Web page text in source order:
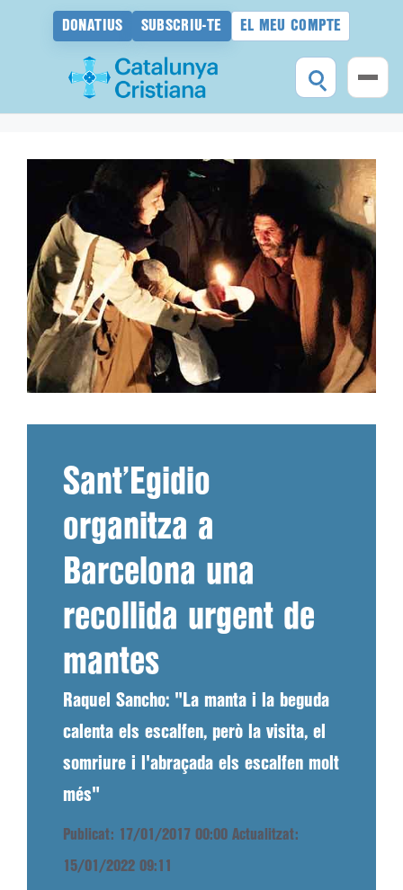
DONATIUS SUBSCRIU-TE EL MEU COMPTE
Sant’Egidio
organitza a
Barcelona una
recollida urgent de
mantes
Raquel Sancho: "La manta i la beguda
calenta els escalfen, però la visita, el
somriure i l'abraçada els escalfen molt
més"
Publicat: 17/01/2017 00:00 Actualitzat:
15/01/2022 09:11